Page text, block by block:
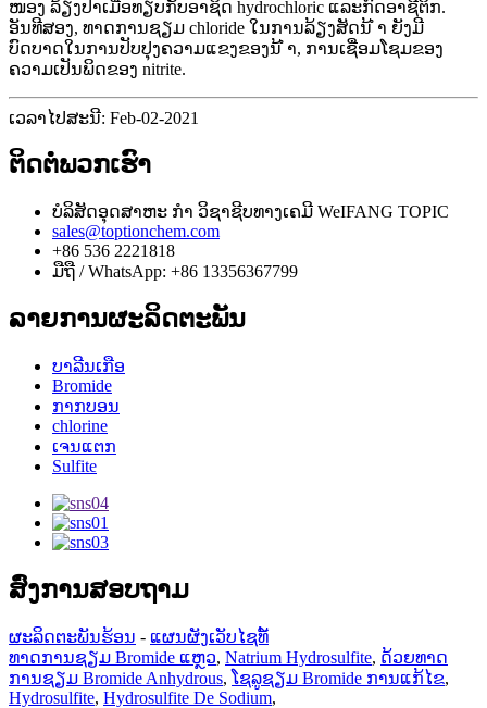
ໜອງ ລ້ຽງປາເມື່ອທຽບກັບອາຊິດ hydrochloric ແລະກົດອາຊີຕິກ.
ອັນທີສອງ, ທາດການຊຽມ chloride ໃນການລ້ຽງສັດນ້ ຳ ຍັງມີ
ບົດບາດໃນການປັບປຸງຄວາມແຂງຂອງນ້ ຳ, ການເຊື່ອມໂຊມຂອງ
ຄວາມເປັນພິດຂອງ nitrite.
ເວລາໄປສະນີ: Feb-02-2021
ຕິດ​ຕໍ່​ພວກ​ເຮົາ
ບໍລິສັດອຸດສາຫະ ກຳ ວິຊາຊີບທາງເຄມີ WeIFANG TOPIC
sales@toptionchem.com
+86 536 2221818
ມືຖື / WhatsApp: +86 13356367799
ລາຍການຜະລິດຕະພັນ
ບາລີນເກືອ
Bromide
ກາກບອນ
chlorine
ເຈນແຕກ
Sulfite
ສົ່ງການສອບຖາມ
ຜະລິດຕະພັນຮ້ອນ - ແຜນຜັງເວັບໄຊທ໌້
ທາດການຊຽມ Bromide ແຫຼວ, Natrium Hydrosulfite, ດ້ວຍທາດ
ການຊຽມ Bromide Anhydrous, ໂຊລູຊຽມ Bromide ການແກ້ໄຂ,
Hydrosulfite, Hydrosulfite De Sodium,